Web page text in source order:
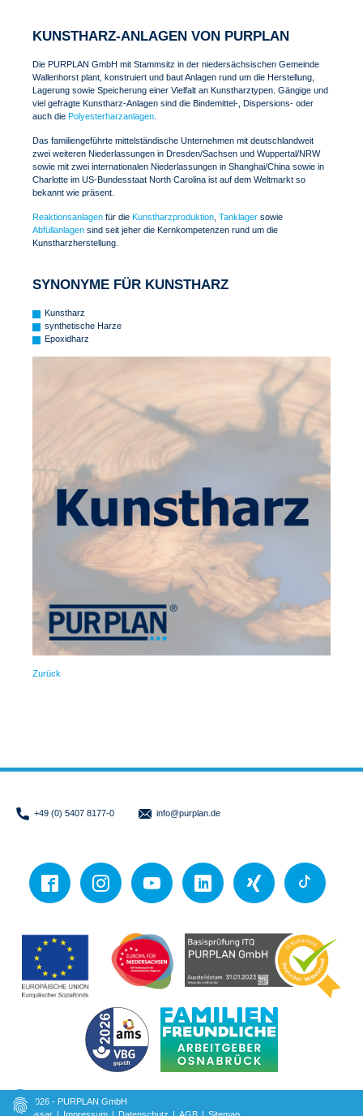
KUNSTHARZ-ANLAGEN VON PURPLAN
Die PURPLAN GmbH mit Stammsitz in der niedersächsischen Gemeinde
Wallenhorst plant, konstruiert und baut Anlagen rund um die Herstellung,
Lagerung sowie Speicherung einer Vielfalt an Kunstharztypen. Gängige und
viel gefragte Kunstharz-Anlagen sind die Bindemittel-, Dispersions- oder
auch die Polyesterharzanlagen
Das familiengeführte mittelständische Unternehmen mit deutschlandweit
zwei weiteren Niederlassungen in Dresden/Sachsen und Wuppertal/NRW
sowie mit zwei internationalen Niederlassungen in Shanghai/China sowie in
Charlotte im US-Bundesstaat North Carolina ist auf dem Weltmarkt so
bekannt wie präsent.
Reaktionsanlagen für die Kunstharzproduktion Tanklager sowie
Abfüllanlagen sind seit jeher die Kernkompetenzen rund um die
Kunstharzherstellung.
SYNONYME FÜR KUNSTHARZ
Kunstharz
synthetische Harze
Epoxidharz
Zurück
+49 (0) 5407 8177-0 info@purplan.de
© 2026 - PURPLAN GmbH
Glossar | Impressum | Datenschutz | AGB | Sitemap